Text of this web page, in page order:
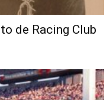
de Racing Club